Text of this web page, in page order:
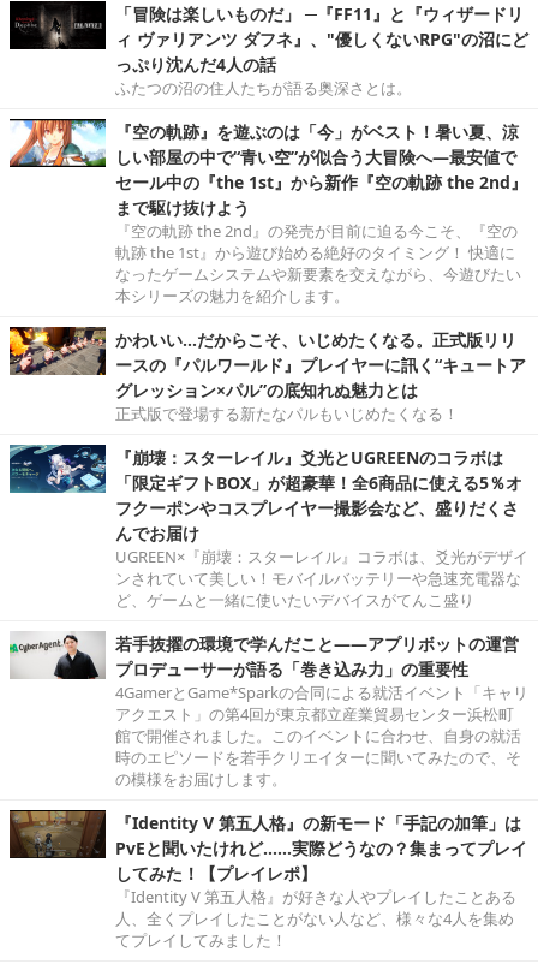
「冒険は楽しいものだ」 ─『FF11』と『ウィザードリ
ィ ヴァリアンツ ダフネ』、"優しくないRPG"の沼にど
っぷり沈んだ4人の話
ふたつの沼の住人たちが語る奥深さとは。
『空の軌跡』を遊ぶのは「今」がベスト！暑い夏、涼
しい部屋の中で“青い空”が似合う大冒険へ―最安値で
セール中の『the 1st』から新作『空の軌跡 the 2nd』
まで駆け抜けよう
『空の軌跡 the 2nd』の発売が目前に迫る今こそ、『空の
軌跡 the 1st』から遊び始める絶好のタイミング！ 快適に
なったゲームシステムや新要素を交えながら、今遊びたい
本シリーズの魅力を紹介します。
かわいい…だからこそ、いじめたくなる。正式版リリ
ースの『パルワールド』プレイヤーに訊く“キュートア
グレッション×パル”の底知れぬ魅力とは
正式版で登場する新たなパルもいじめたくなる！
『崩壊：スターレイル』爻光とUGREENのコラボは
「限定ギフトBOX」が超豪華！全6商品に使える5％オ
フクーポンやコスプレイヤー撮影会など、盛りだくさ
んでお届け
UGREEN×『崩壊：スターレイル』コラボは、爻光がデザイ
ンされていて美しい！モバイルバッテリーや急速充電器な
ど、ゲームと一緒に使いたいデバイスがてんこ盛り
若手抜擢の環境で学んだこと――アプリボットの運営
プロデューサーが語る「巻き込み力」の重要性
4GamerとGame*Sparkの合同による就活イベント「キャリ
アクエスト」の第4回が東京都立産業貿易センター浜松町
館で開催されました。このイベントに合わせ、自身の就活
時のエピソードを若手クリエイターに聞いてみたので、そ
の模様をお届けします。
『Identity V 第五人格』の新モード「手記の加筆」は
PvEと聞いたけれど……実際どうなの？集まってプレイ
してみた！【プレイレポ】
『Identity V 第五人格』が好きな人やプレイしたことある
人、全くプレイしたことがない人など、様々な4人を集め
てプレイしてみました！